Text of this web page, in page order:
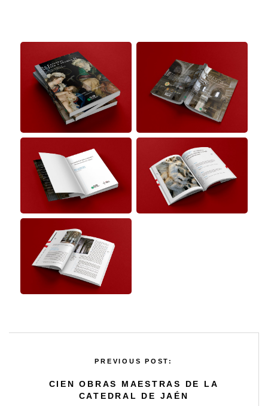
LA CATEDRAL A
EXAMEN
CATÁLOGOS
PREVIOUS POST:
CIEN OBRAS MAESTRAS DE LA
CATEDRAL DE JAÉN